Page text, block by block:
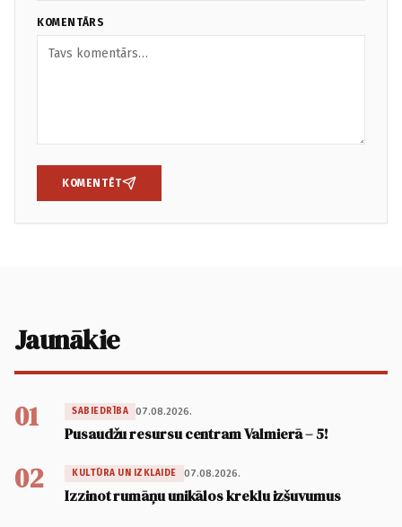
KOMENTĀRS
KOMENTĒT
Jaunākie
01 SABIEDRĪBA 07.08.2026.
Pusaudžu resursu centram Valmierā – 5!
02 KULTŪRA UN IZKLAIDE 07.08.2026.
Izzinot rumāņu unikālos kreklu izšuvumus